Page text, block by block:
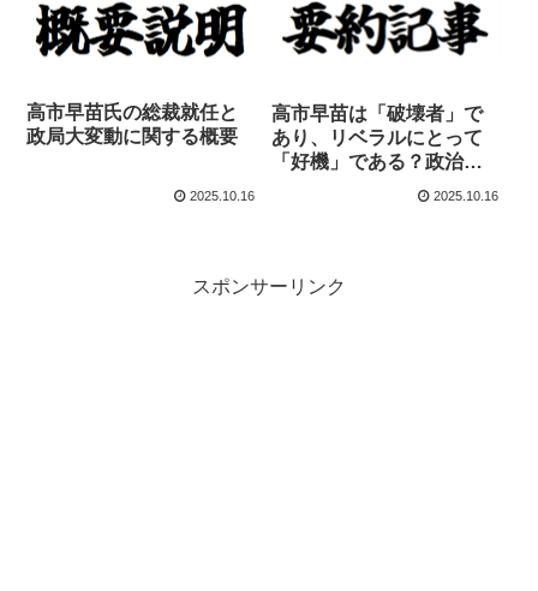
高市早苗氏の総裁就任と
政局大変動に関する概要
2025.10.16
高市早苗は「破壊者」で
あり、リベラルにとって
「好機」である？政治解
説の鬼才が語る、誰も言
2025.10.16
スポンサーリンク